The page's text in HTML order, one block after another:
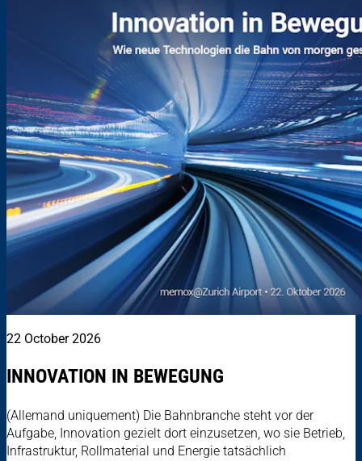
22 October 2026
INNOVATION IN BEWEGUNG
(Allemand uniquement) Die Bahnbranche steht vor der
Aufgabe, Innovation gezielt dort einzusetzen, wo sie Betrieb,
Infrastruktur, Rollmaterial und Energie tatsächlich